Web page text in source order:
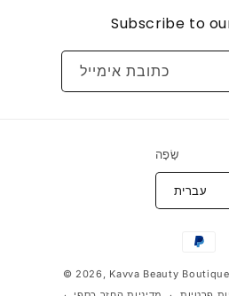
Subscribe to
כתובת אימייל
שָׂפָה
עברית
דרכי
© 2026, Kavva Beauty Boutique